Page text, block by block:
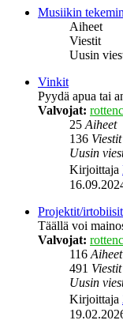
Musiikin
Aiheet
Viestit
Uusin
Vinkit
Pyydä apua tai
Valvojat:
25Aiheet
136 Viestit
Uusin
Kirjoittaja
Projektit/
Täällä voi
Valvojat:
116Aiheet
491 Viestit
Uusin
Kirjoittaja